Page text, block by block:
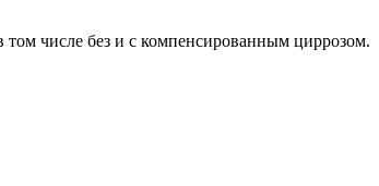
числе без и с компенсированным циррозом.